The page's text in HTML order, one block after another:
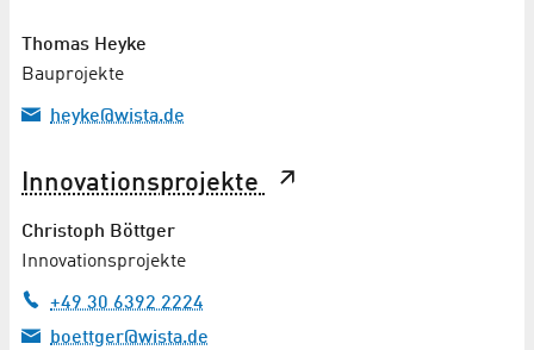
Thomas Heyke
Bauprojekte
heyke@wista.de
Innovationsprojekte
Christoph Böttger
Innovationsprojekte
+49 30 6392 2224
boettger@wista.de